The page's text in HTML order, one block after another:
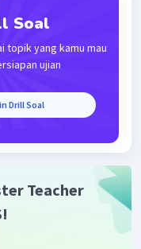
tinggal dipindah.
Soal
topik yang kamu mau
ujian
Drill Soal
Teacher